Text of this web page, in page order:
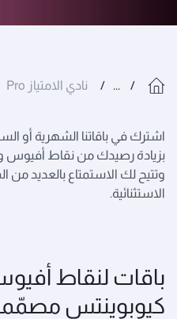
... نادي الامتياز Pro
اشترك في باقاتنا الشهرية أو
بزيادة رصيدك من نقاط أفيوس
وتتيح لك الاستمتاع بالعديد من
الاستثنائية.
باقات لنقاط
كيوبوينتس